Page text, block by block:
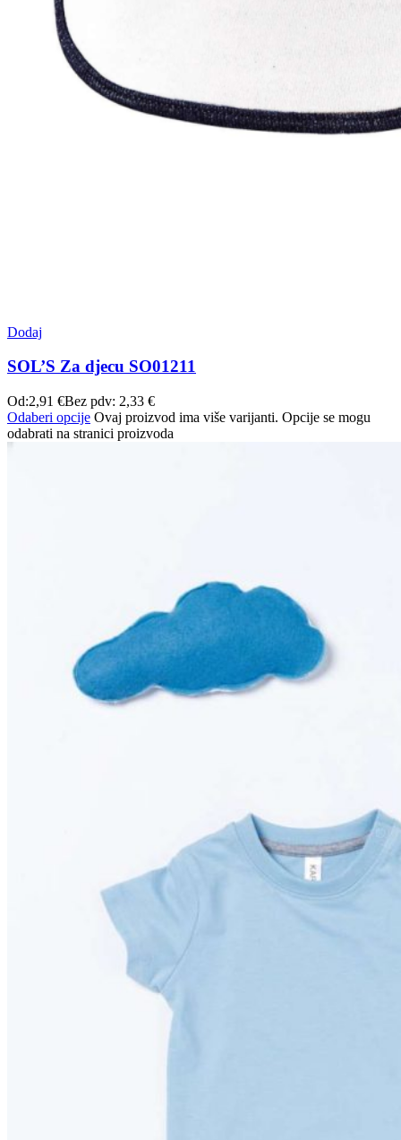
Dodaj
SOL’S Za djecu SO01211
Od:2,91 €Bez pdv: 2,33 €
Odaberi opcije Ovaj proizvod ima više varijanti. Opcije se mogu
odabrati na stranici proizvoda